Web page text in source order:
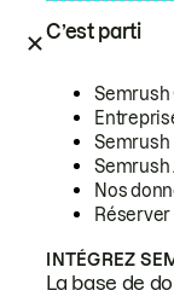
C’est parti
Semrush
Semrush
Semrush
Nos
INTÉGREZ
La base de